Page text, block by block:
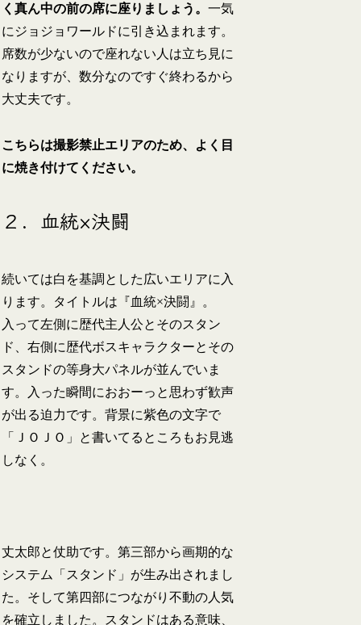
く真ん中の前の席に座りましょう。一気
にジョジョワールドに引き込まれます。
席数が少ないので座れない人は立ち見に
なりますが、数分なのですぐ終わるから
大丈夫です。
こちらは撮影禁止エリアのため、よく目
に焼き付けてください。
２．血統×決闘
続いては白を基調とした広いエリアに入
ります。タイトルは『血統×決闘』。
入って左側に歴代主人公とそのスタン
ド、右側に歴代ボスキャラクターとその
スタンドの等身大パネルが並んでいま
す。入った瞬間におおーっと思わず歓声
が出る迫力です。背景に紫色の文字で
「ＪＯＪＯ」と書いてるところもお見逃
しなく。
丈太郎と仗助です。第三部から画期的な
システム「スタンド」が生み出されまし
た。そして第四部につながり不動の人気
を確立しました。スタンドはある意味、